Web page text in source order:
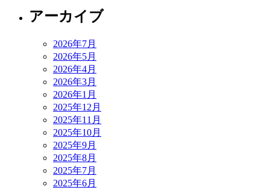
アーカイブ
2026年7月
2026年5月
2026年4月
2026年3月
2026年1月
2025年12月
2025年11月
2025年10月
2025年9月
2025年8月
2025年7月
2025年6月